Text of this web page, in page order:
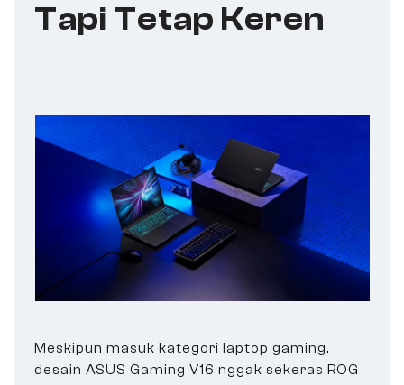
Tapi Tetap Keren
Meskipun masuk kategori laptop gaming,
desain ASUS Gaming V16 nggak sekeras ROG